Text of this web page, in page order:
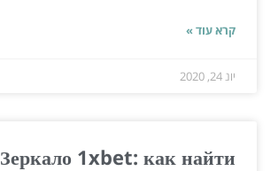
קרא עוד »
יונ 24, 2020
Зеркало 1xbet: как найти